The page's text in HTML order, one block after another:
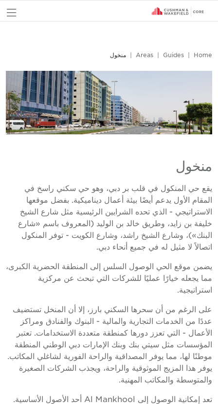
Home
Guides
Areas منخول
منخول
يقع حي المنكول في قلب بر دبي، وهو حي سكني راسخ في
المقام الأول يدعم أيضًا بيئة أعمال ديناميكية. بفضل موقعها
الاستراتيجي - الذي تحده الشرايين الرئيسية مثل شارع الشيخ
خليفة بن زايد، وطريق خالد بن الوليد (المعروف باسم «شارع
البنك»)، وشارع الشيخ راشد، وشارع الكويت - توفر المنكول
اتصالاً لا مثيل له في جميع أنحاء دبي.
يضمن موقع الحي الوصول السلس إلى المنطقة الحضرية الكبرى،
مما يجعله خيارًا عمليًا للشركات التي تبحث عن مركزية
استراتيجية.
على الرغم من أن سحرها السكني بارز، إلا أن المنخل تستضيف
عددًا من الخدمات التجارية والمالية - البنوك والفنادق ومراكز
الأعمال - التي تعزز دورها كمنطقة متعددة الاستخدامات. تعتبر
المؤسسات مثل سيتي بنك وبنك الإمارات دبي الوطني المنطقة
موطنًا لها، مما يوفر المصداقية والراحة الفورية لشاغلي المكاتب.
يوفر هذا المزيج الموثوقية والراحة، ويجذب الشركات الصغيرة
والمتوسطة والمكاتب المهنية.
تعد إمكانية الوصول إلى Al Mankhool أحد الأصول الأساسية.